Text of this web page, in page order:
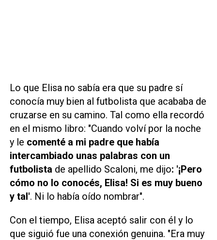
Lo que Elisa no sabía era que su padre sí
conocía muy bien al futbolista que acababa de
cruzarse en su camino. Tal como ella recordó
en el mismo libro: "Cuando volví por la noche
y le comenté a mi padre que había
intercambiado unas palabras con un
futbolista de apellido Scaloni, me dijo: '¡Pero
cómo no lo conocés, Elisa! Si es muy bueno
y tal'. Ni lo había oído nombrar".
Con el tiempo, Elisa aceptó salir con él y lo
que siguió fue una conexión genuina. "Era muy